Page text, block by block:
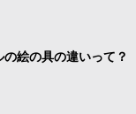
の絵の具の違いって？